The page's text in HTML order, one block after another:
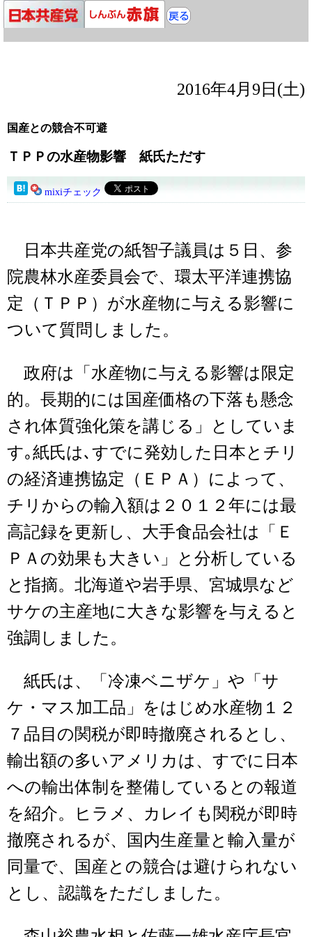
2016年4月9日(土)
国産との競合不可避
ＴＰＰの水産物影響 紙氏ただす
mixiチェック
日本共産党の紙智子議員は５日、参
院農林水産委員会で、環太平洋連携協
定（ＴＰＰ）が水産物に与える影響に
ついて質問しました。
政府は「水産物に与える影響は限定
的。長期的には国産価格の下落も懸念
され体質強化策を講じる」としていま
す｡紙氏は､すでに発効した日本とチリ
の経済連携協定（ＥＰＡ）によって、
チリからの輸入額は２０１２年には最
高記録を更新し、大手食品会社は「Ｅ
ＰＡの効果も大きい」と分析している
と指摘。北海道や岩手県、宮城県など
サケの主産地に大きな影響を与えると
強調しました。
紙氏は、「冷凍ベニザケ」や「サ
ケ・マス加工品」をはじめ水産物１２
７品目の関税が即時撤廃されるとし、
輸出額の多いアメリカは、すでに日本
への輸出体制を整備しているとの報道
を紹介。ヒラメ、カレイも関税が即時
撤廃されるが、国内生産量と輸入量が
同量で、国産との競合は避けられない
とし、認識をただしました。